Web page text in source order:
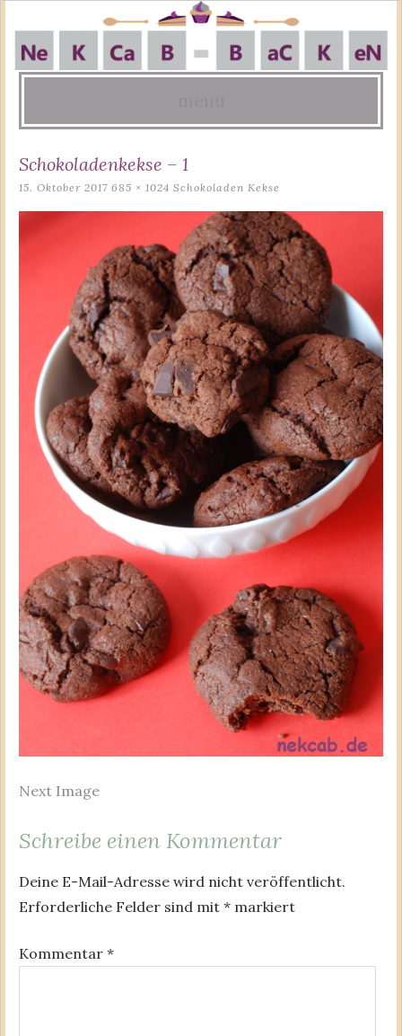
to
Schokoladenkekse – 1
15. Oktober 2017 685 × 1024 Schokoladen Kekse
Next Image
Schreibe einen Kommentar
Deine E-Mail-Adresse wird nicht veröffentlicht.
Erforderliche Felder sind mit * markiert
Kommentar *